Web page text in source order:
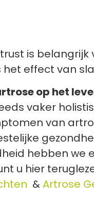
is
het effect van
op het
vaker
van
hebben we
u hier
&Artrose